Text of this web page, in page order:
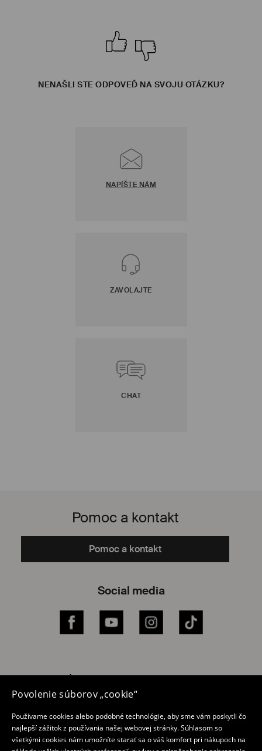
Povolenie súborov „cookie“
Používame cookies alebo podobné technológie, aby sme vám poskytli čo
najlepší zážitok z používania našej webovej stránky. Súhlasom so
všetkými cookies nám umožníte starať sa o váš komfort pri nákupoch na
NENAŠLI STE ODPOVEĎ NA SVOJU OTÁZKU?
NAPÍŠTE NÁM
ZAVOLAJTE
CHAT
Pomoc a kontakt
Pomoc a kontakt
Social media
Facebook YouTube Instagram TikTok
Internetový obchod
Môj účet